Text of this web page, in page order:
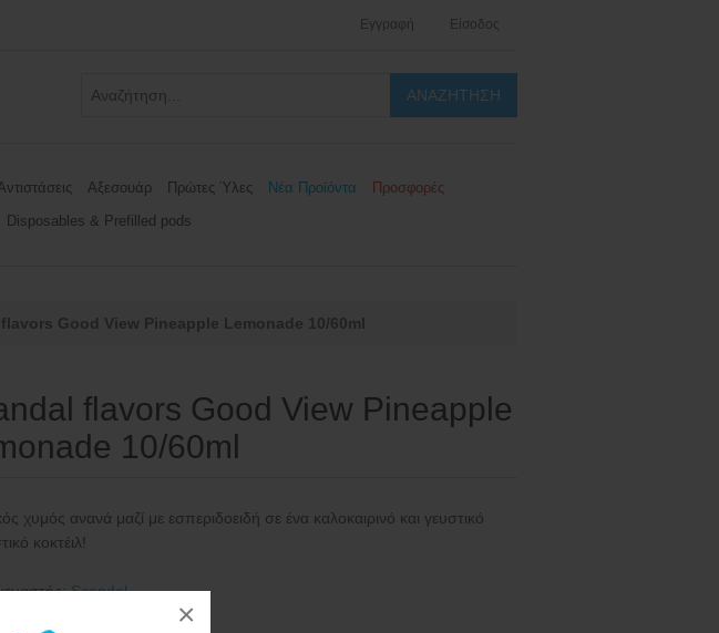
×
Εγγραφή Είσοδος
Αξεσουάρ Πρώτες Ύλες Νέα Προϊόντα
Προσφορές
Disposables & Prefilled pods
Good View Pineapple Lemonade 10/60ml
flavors Good View Pineapple
10/60ml
χυμός ανανά μαζί με εσπεριδοειδή σε ένα καλοκαιρινό και γευστικό
κοκτέιλ!
Scandal